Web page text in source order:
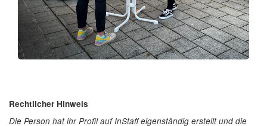
Rechtlicher Hinweis
Die Person hat ihr Profil auf InStaff eigenständig erstellt und die